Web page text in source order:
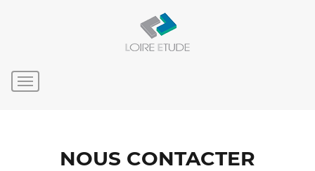
NOUS CONTACTER